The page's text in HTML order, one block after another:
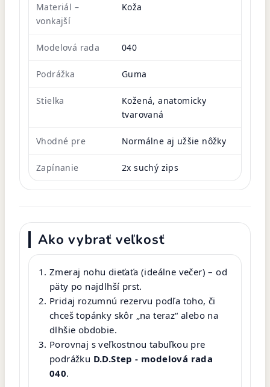
Materiál –
vonkajší
Koža
Modelová rada 040
Podrážka Guma
Stielka
Kožená, anatomicky
tvarovaná
Vhodné pre Normálne aj užšie nôžky
Zapínanie 2x suchý zips
Ako vybrať veľkosť
Zmeraj nohu dieťaťa (ideálne večer) – od
päty po najdlhší prst.
Pridaj rozumnú rezervu podľa toho, či
chceš topánky skôr „na teraz“ alebo na
dlhšie obdobie.
Porovnaj s veľkostnou tabuľkou pre
podrážku D.D.Step - modelová rada
040.